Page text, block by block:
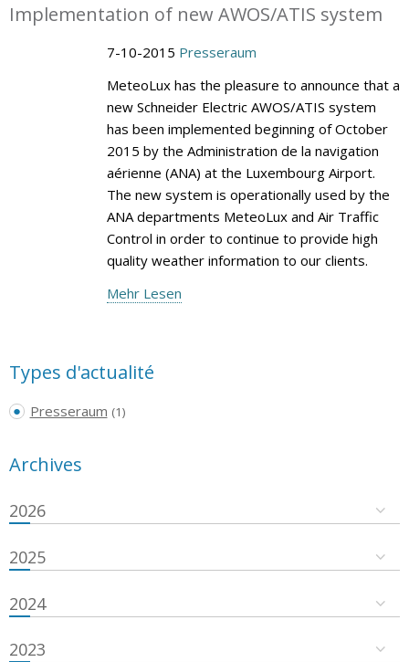
Implementation of new AWOS/ATIS system
7-10-2015 Presseraum
MeteoLux has the pleasure to announce that a
new Schneider Electric AWOS/ATIS system
has been implemented beginning of October
2015 by the Administration de la navigation
aérienne (ANA) at the Luxembourg Airport.
The new system is operationally used by the
ANA departments MeteoLux and Air Traffic
Control in order to continue to provide high
quality weather information to our clients.
Mehr Lesen
Types d'actualité
Presseraum (1)
Archives
2026
2025
2024
2023